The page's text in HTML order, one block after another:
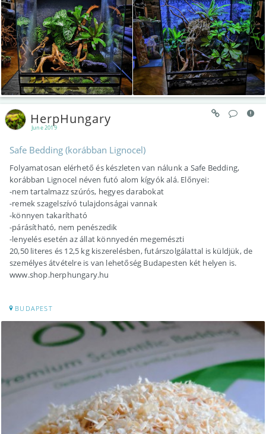
June 2019
HerpHungary
Safe Bedding (korábban Lignocel)
Folyamatosan elérhető és készleten van nálunk a Safe Bedding,
korábban Lignocel néven futó alom kígyók alá. Előnyei:
-nem tartalmazz szúrós, hegyes darabokat
-remek szagelszívó tulajdonságai vannak
-könnyen takarítható
-párásítható, nem penészedik
-lenyelés esetén az állat könnyedén megemészti
20,50 literes és 12,5 kg kiszerelésben, futárszolgálattal is küldjük, de
személyes átvételre is van lehetőség Budapesten két helyen is.
www.shop.herphungary.hu
BUDAPEST